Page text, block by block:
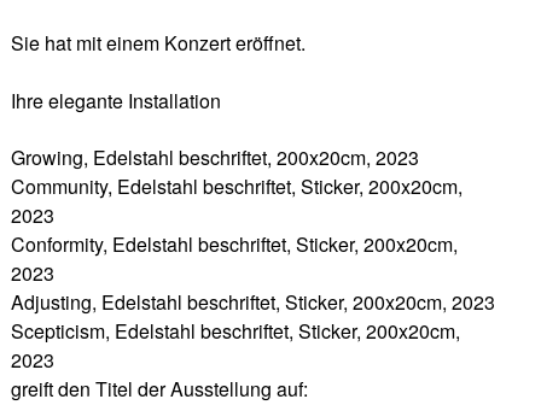
Sie hat mit einem Konzert eröffnet.
Ihre elegante Installation
Growing, Edelstahl beschriftet, 200x20cm, 2023
Community, Edelstahl beschriftet, Sticker, 200x20cm,
2023
Conformity, Edelstahl beschriftet, Sticker, 200x20cm,
2023
Adjusting, Edelstahl beschriftet, Sticker, 200x20cm, 2023
Scepticism, Edelstahl beschriftet, Sticker, 200x20cm,
2023
greift den Titel der Ausstellung auf: